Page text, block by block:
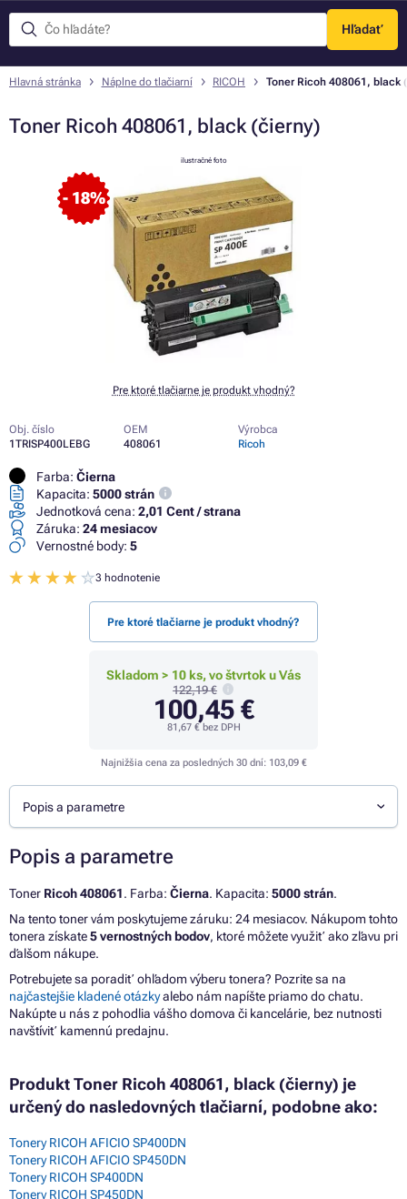
Hľadať
Menu
Hlavná stránka Náplne do tlačiarní RICOH Toner Ricoh 408061, black
Toner Ricoh 408061, black (čierny)
- 18%
ilustračné foto
Pre ktoré tlačiarne je produkt vhodný?
Obj. číslo
1TRISP400LEBG
OEM
408061
Výrobca
Ricoh
Farba: Čierna
Kapacita: 5000 strán
Jednotková cena: 2,01 Cent / strana
Záruka: 24 mesiacov
Vernostné body: 5
3 hodnotenie
Pre ktoré tlačiarne je produkt vhodný?
Skladom > 10 ks, vo štvrtok u Vás
122,19 €
100,45 €
81,67 €bez DPH
Najnižšia cena za posledných 30 dní: 103,09 €
Popis a parametre
Popis a parametre
Toner Ricoh 408061. Farba: Čierna. Kapacita: 5000 strán.
Na tento toner vám poskytujeme záruku: 24 mesiacov. Nákupom tohto
tonera získate5 vernostných bodov, ktoré môžete využiť ako zľavu pri
ďalšom nákupe.
Potrebujete sa poradiť ohľadom výberu tonera? Pozrite sa na
najčastejšie kladené otázkyalebo nám napíšte priamo do chatu.
Nakúpte u nás z pohodlia vášho domova či kancelárie, bez nutnosti
navštíviť kamennú predajnu.
Produkt Toner Ricoh 408061, black (čierny) je
určený do nasledovných tlačiarní, podobne ako:
Tonery RICOH AFICIO SP400DN
Tonery RICOH AFICIO SP450DN
Tonery RICOH SP400DN
Tonery RICOH SP450DN